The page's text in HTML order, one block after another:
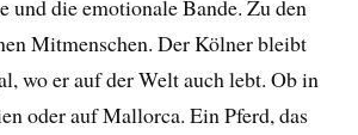
und die emotionale Bande. Zu den
Mitmenschen. Der Kölner bleibt
wo er auf der Welt auch lebt. Ob in
oder auf Mallorca. Ein Pferd, das